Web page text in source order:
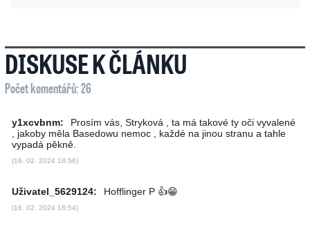
DISKUSE K ČLÁNKU
Počet komentářů: 26
y1xcvbnm:
Prosím vás, Stryková , ta má takové ty oči vyvalené
, jakoby měla Basedowu nemoc , každé na jinou stranu a tahle
vypadá pěkně.
(16. 02. 2024 18:56)
Uživatel_5629124: Hofflinger P 👍😁
(16. 02. 2024 18:54)